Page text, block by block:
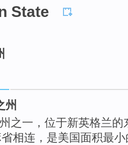
State
州
之一，位于新英格兰
相连，是美国面积最